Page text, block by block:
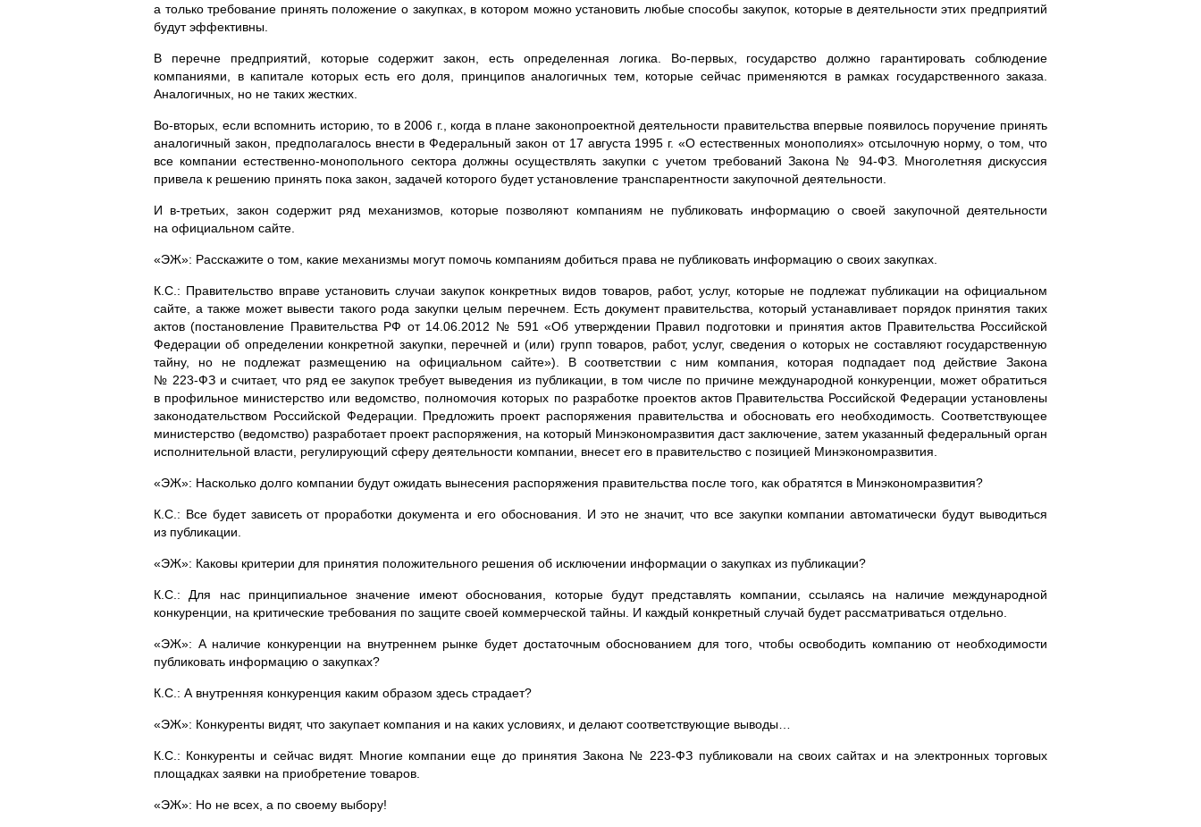
а только требование принять положение о закупках, в котором можно установить любые способы закупок, которые в деятельности этих предприятий
будут эффективны.
В перечне предприятий, которые содержит закон, есть определенная логика. Во-первых, государство должно гарантировать соблюдение
компаниями, в капитале которых есть его доля, принципов аналогичных тем, которые сейчас применяются в рамках государственного заказа.
Аналогичных, но не таких жестких.
Во-вторых , если вспомнить историю, то в 2006 г., когда в плане законопроектной деятельности правительства впервые появилось поручение принять
аналогичный закон, предполагалось внести в Федеральный закон от 17 августа 1995 г. «О естественных монополиях» отсылочную норму, о том, что
все компанииестественно-монопольного сектора должны осуществлять закупки с учетом требований Закона № 94-ФЗ. Многолетняя дискуссия
привела к решению принять пока закон, задачей которого будет установление транспарентности закупочной деятельности.
И в-третьих , закон содержит ряд механизмов, которые позволяют компаниям не публиковать информацию о своей закупочной деятельности
на официальном сайте.
«ЭЖ»: Расскажите о том, какие механизмы могут помочь компаниям добиться права не публиковать информацию о своих закупках.
К.С.: Правительство вправе установить случаи закупок конкретных видов товаров, работ, услуг, которые не подлежат публикации на официальном
сайте, а также может вывести такого рода закупки целым перечнем. Есть документ правительства, который устанавливает порядок принятия таких
актов (постановление Правительства РФ от 14.06.2012 № 591 «Об утверждении Правил подготовки и принятия актов Правительства Российской
Федерации об определении конкретной закупки, перечней и (или) групп товаров, работ, услуг, сведения о которых не составляют государственную
тайну, но не подлежат размещению на официальном сайте»). В соответствии с ним компания, которая подпадает под действие Закона
№ 223‑ФЗ и считает, что ряд ее закупок требует выведения из публикации, в том числе по причине международной конкуренции, может обратиться
в профильное министерство или ведомство, полномочия которых по разработке проектов актов Правительства Российской Федерации установлены
законодательством Российской Федерации. Предложить проект распоряжения правительства и обосновать его необходимость. Соответствующее
министерство (ведомство) разработает проект распоряжения, на который Мин­экономразвития даст заключение, затем указанный федеральный орган
исполнительной власти, регулирующий сферу деятельности компании, внесет его в правительство с позицией Минэкономразвития.
«ЭЖ»: Насколько долго компании будут ожидать вынесения распоряжения правительства после того, как обратятся в Минэкономразвития?
К.С.: Все будет зависеть от проработки документа и его обоснования. И это не значит, что все закупки компании автоматически будут выводиться
из публикации.
«ЭЖ»: Каковы критерии для принятия положительного решения об исключении информации о закупках из публикации?
К.С.: Для нас принципиальное значение имеют обоснования, которые будут представлять компании, ссылаясь на наличие международной
конкуренции, на критические требования по защите своей коммерческой тайны. И каждый конкретный случай будет рассматриваться отдельно.
«ЭЖ»: А наличие конкуренции на внутреннем рынке будет достаточным обоснованием для того, чтобы освободить компанию от необходимости
публиковать информацию о закупках?
К.С.: А внутренняя конкуренция каким образом здесь страдает?
«ЭЖ»: Конкуренты видят, что закупает компания и на каких условиях, и делают соответствующие выводы…
К.С.: Конкуренты и сейчас видят. Многие компании еще до принятия Закона № 223-ФЗ публиковали на своих сайтах и на электронных торговых
площадках заявки на приобретение товаров.
«ЭЖ»: Но не всех, а по своему выбору!